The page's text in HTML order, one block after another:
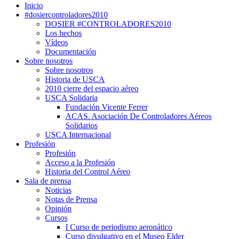
Inicio
#dosiercontroladores2010
DOSIER #CONTROLADORES2010
Los hechos
Vídeos
Documentación
Sobre nosotros
Sobre nosotros
Historia de USCA
2010 cierre del espacio aéreo
USCA Solidaria
Fundación Vicente Ferrer
ACAS. Asociación De Controladores Aéreos
Solidarios
USCA Internacional
Profesión
Profesión
Acceso a la Profesión
Historia del Control Aéreo
Sala de prensa
Noticias
Notas de Prensa
Opinión
Cursos
I Curso de periodismo aeronático
Curso divulgativo en el Museo Elder